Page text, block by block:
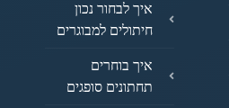
איך לבחור נכון
חיתולים למבוגרים
איך בוחרים
תחתונים סופגים